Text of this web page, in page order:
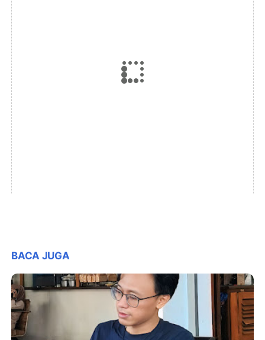
BACA JUGA